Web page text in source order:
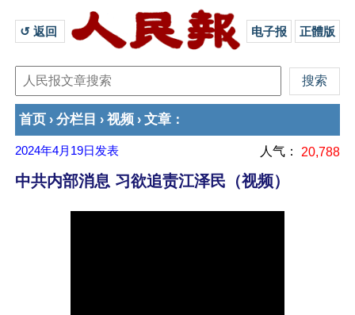
↺ 返回 电子报 正體版
首页 › 分栏目 › 视频 › 文章 ：
2024年4月19日 发表 人气： 20,788
中共内部消息 习欲追责江泽民（视频）